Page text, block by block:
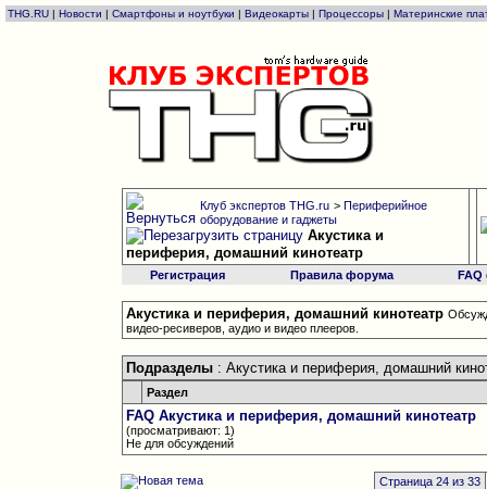
THG.RU | Новости | Смартфоны и ноутбуки | Видеокарты | Процессоры | Материнские
Клуб экспертов THG.ru > Периферийное
оборудование и гаджеты
Акустика и
периферия, домашний кинотеатр
Регистрация Правила форума
Акустика и периферия, домашний кинотеатр
видео-ресиверов, аудио и видео плееров.
Подразделы: Акустика и периферия, домашний
Раздел
FAQ Акустика и периферия, домашний кинотеатр
(просматривают: 1)
Не для обсуждений
Страница 24 из 33